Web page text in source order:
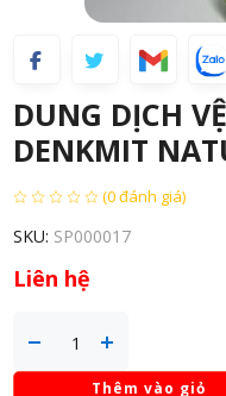
DUNG DỊCH
DENKMIT
(0 đánh giá)
SKU: SP000017
Liên hệ
Thêm vào giỏ